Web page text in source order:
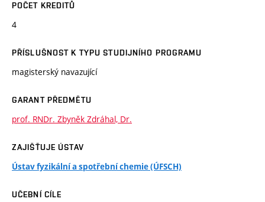
POČET KREDITŮ
4
PŘÍSLUŠNOST K TYPU STUDIJNÍHO PROGRAMU
magisterský navazující
GARANT PŘEDMĚTU
prof. RNDr. Zbyněk Zdráhal, Dr.
ZAJIŠŤUJE ÚSTAV
Ústav fyzikální a spotřební chemie (ÚFSCH)
UČEBNÍ CÍLE